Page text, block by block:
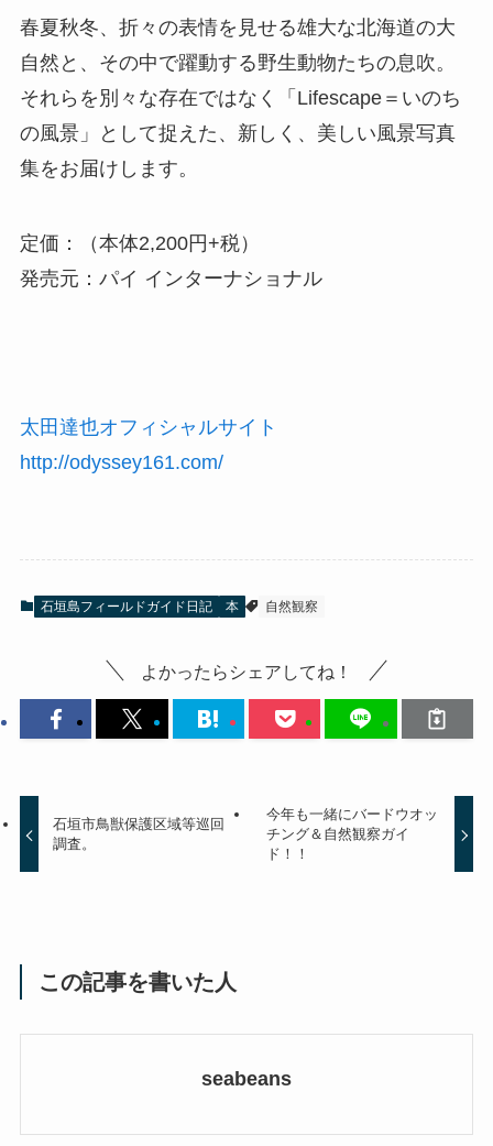
春夏秋冬、折々の表情を見せる雄大な北海道の大
自然と、その中で躍動する野生動物たちの息吹。
それらを別々な存在ではなく「Lifescape＝いのち
の風景」として捉えた、新しく、美しい風景写真
集をお届けします。
定価：（本体2,200円+税）
発売元：パイ インターナショナル
太田達也オフィシャルサイト
http://odyssey161.com/
石垣島フィールドガイド日記 本 自然観察
よかったらシェアしてね！
石垣市鳥獣保護区域等巡回
調査。
今年も一緒にバードウオッ
チング＆自然観察ガイ
ド！！
この記事を書いた人
seabeans